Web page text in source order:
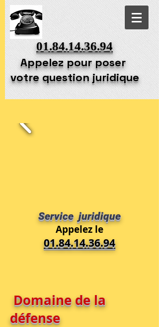
01.84.14.36.94
Appelez pour poser
votre question juridique
Service juridique
Appelez le
01.84.14.36.94
Domaine de la
défense